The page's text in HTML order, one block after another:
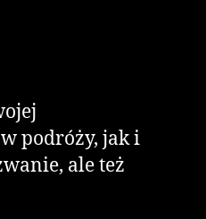
podróży, jak i
ale też